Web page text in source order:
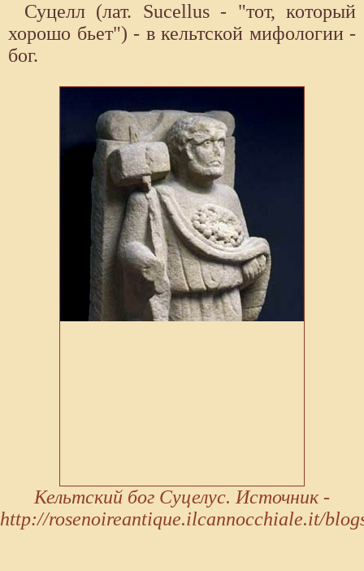
Суцелл (лат. Sucellus - "тот, который
хорошо бьет") - в кельтской мифологии -
бог.
Кельтский бог Суцелус. Источник -
http://rosenoireantique.ilcannocchiale.it/